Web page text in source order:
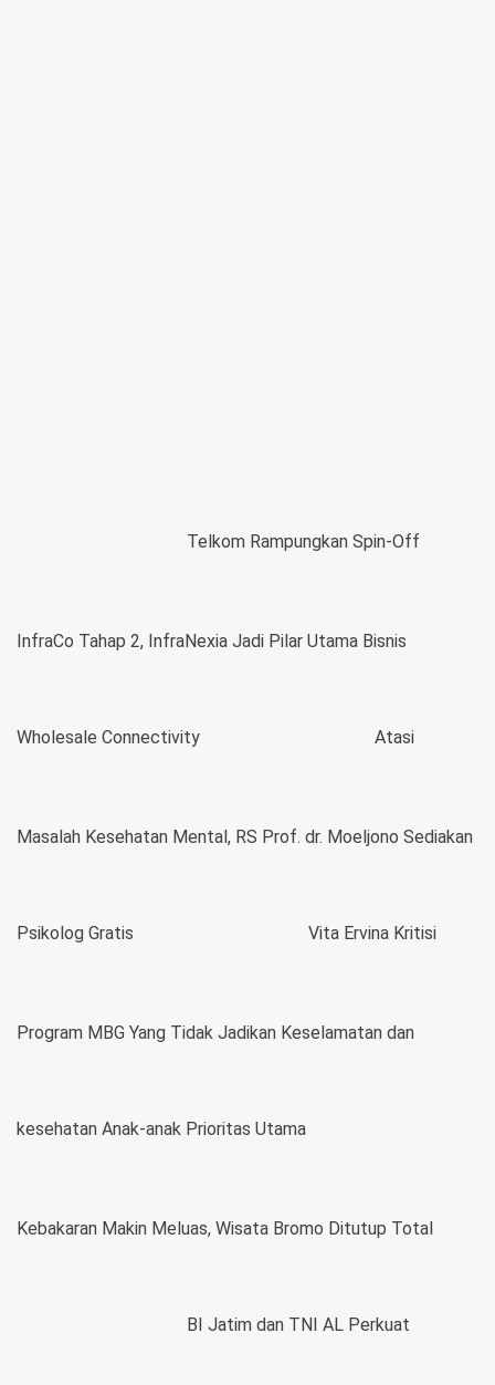
Telkom Rampungkan Spin-Off
InfraCo Tahap 2, InfraNexia Jadi Pilar Utama Bisnis
Wholesale Connectivity Atasi
Masalah Kesehatan Mental, RS Prof. dr. Moeljono Sediakan
Psikolog Gratis Vita Ervina Kritisi
Program MBG Yang Tidak Jadikan Keselamatan dan
kesehatan Anak-anak Prioritas Utama
Kebakaran Makin Meluas, Wisata Bromo Ditutup Total
BI Jatim dan TNI AL Perkuat